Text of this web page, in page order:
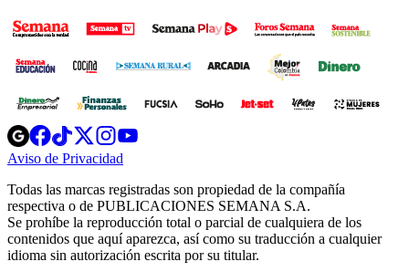
Opens
in
new
Opens
in
new
Opens
in
new
window
Opens
new
windowwindow
Aviso de Privacidad
new
window
Todas las marcas registradas son propiedad de la compañía
respectiva o de PUBLICACIONES SEMANA S.A.
Se prohíbe la reproducción total o parcial de cualquiera de los
contenidos que aquí aparezca, así como su traducción a cualquier
idioma sin autorización escrita por su titular.